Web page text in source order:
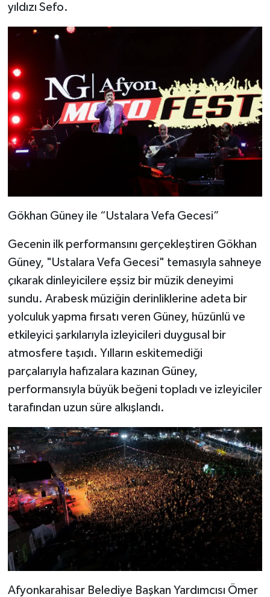
yıldızı Sefo.
Gökhan Güney ile “Ustalara Vefa Gecesi”
Gecenin ilk performansını gerçekleştiren Gökhan
Güney, "Ustalara Vefa Gecesi" temasıyla sahneye
çıkarak dinleyicilere eşsiz bir müzik deneyimi
sundu. Arabesk müziğin derinliklerine adeta bir
yolculuk yapma fırsatı veren Güney, hüzünlü ve
etkileyici şarkılarıyla izleyicileri duygusal bir
atmosfere taşıdı. Yılların eskitemediği
parçalarıyla hafızalara kazınan Güney,
performansıyla büyük beğeni topladı ve izleyiciler
tarafından uzun süre alkışlandı.
Afyonkarahisar Belediye Başkan Yardımcısı Ömer